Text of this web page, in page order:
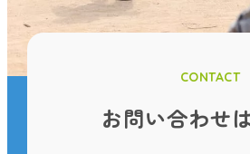
CONTACT
お問い合わせ